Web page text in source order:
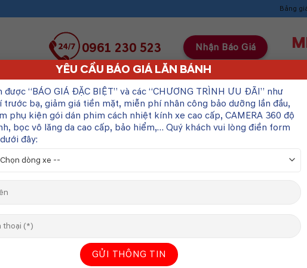
Bảng
0961 230 523 Nhận Báo Giá
SẢN PHẨM BẢNG GIÁ XE MITSUBISHI TIN TỨC
KẾ NGOẠI THẤT CỦA MẪU XE SUV CỠ NHỎ
Motors sẽ tổ chức buổi ra mắt toàn cầu cho dòng xe SUV
International Auto Show lần thứ 30
dòng xe SUV cỡ nhỏ hoàn toàn mới này, dự kiến xe được sản
(Bekasi, Tây Java)2và sẽ giao xe tại Indonesia vào tháng
YÊU CẦU BÁO GIÁ LĂN BÁNH
được “BÁO GIÁ ĐẶC BIỆT” và các “CHƯƠNG TRÌNH ƯU ĐÃI” như
trước bạ, giảm giá tiền mặt, miễn phí nhân công bảo dưỡng lần đầu,
phụ kiện gói dán phim cách nhiệt kính xe cao cấp, CAMERA 360 độ
bọc vô lăng da cao cấp, bảo hiểm,… Quý khách vui lòng điền form
đây: